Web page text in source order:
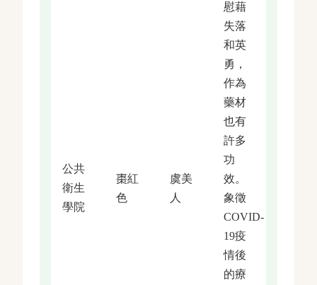
公共
衛生
學院
棗紅
色
虞美
人
慰藉
失落
和英
勇，
作為
藥材
也有
許多
功
效。
象徵
COVID-
19疫
情後
的療